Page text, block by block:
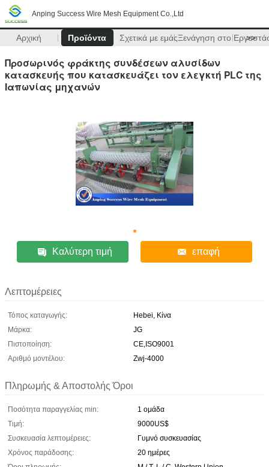
Anping Success Wire Mesh Equipment Co.,Ltd
Αρχική Προϊόντα Σχετικά με εμάςΞενάγηση στο >>
Προσωρινός φράκτης συνδέσεων αλυσίδων
κατασκευής που κατασκευάζει τον ελεγκτή PLC της
Ιαπωνίας μηχανών
Καλύτερη τιμή επαφή
Λεπτομέρειες
Τόπος καταγωγής:
Hebei, Κίνα
Μάρκα:
JG
Πιστοποίηση:
CE,ISO9001
Αριθμό μοντέλου:
Zwj-4000
Πληρωμής & Αποστολής Όροι
Ποσότητα παραγγελίας min:
1 ομάδα
Τιμή:
9000US$
Συσκευασία λεπτομέρειες:
Γυμνό συσκευασίας
Χρόνος παράδοσης:
20 ημέρες